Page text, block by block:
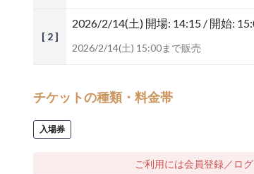
[ 2 ]
2026/2/14(土) 開場: 14:15 / 開始:
2026/2/14(土) 15:00まで販売
チケットの種類・料金帯
入場券
ご利用には会員登録／ログ